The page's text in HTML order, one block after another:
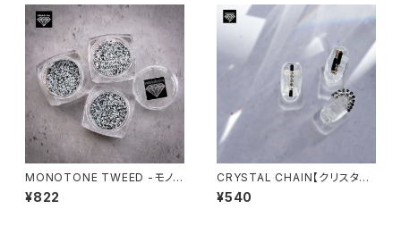
MONOTONE TWEED -モノト
ーンツィードパウダー-
¥822
CRYSTAL CHAIN【クリスタル
チェーン】
¥540